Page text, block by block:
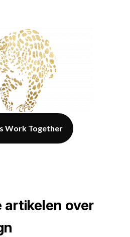
Work Together
artikelen over